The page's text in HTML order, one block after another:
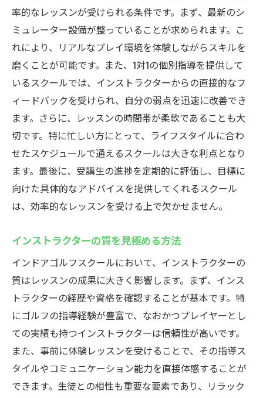
率的なレッスンが受けられる条件です。まず、最新のシ
ミュレーター設備が整っていることが求められます。こ
れにより、リアルなプレイ環境を体験しながらスキルを
磨くことが可能です。また、1対1の個別指導を提供して
いるスクールでは、インストラクターからの直接的なフ
ィードバックを受けられ、自分の弱点を迅速に改善でき
ます。さらに、レッスンの時間帯が柔軟であることも大
切です。特に忙しい方にとって、ライフスタイルに合わ
せたスケジュールで通えるスクールは大きな利点となり
ます。最後に、受講生の進捗を定期的に評価し、目標に
向けた具体的なアドバイスを提供してくれるスクール
は、効率的なレッスンを受ける上で欠かせません。
インストラクターの質を見極める方法
インドアゴルフスクールにおいて、インストラクターの
質はレッスンの成果に大きく影響します。まず、インス
トラクターの経歴や資格を確認することが基本です。特
にゴルフの指導経験が豊富で、なおかつプレイヤーとし
ての実績も持つインストラクターは信頼性が高いです。
また、事前に体験レッスンを受けることで、その指導ス
タイルやコミュニケーション能力を直接体感することが
できます。生徒との相性も重要な要素であり、リラック